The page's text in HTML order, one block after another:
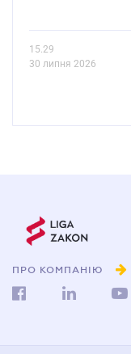
15.29
30 липня 2026
ПРО КОМПАНІЮ